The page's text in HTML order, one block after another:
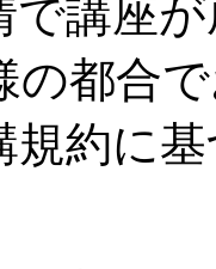
講座
の都合
規約に